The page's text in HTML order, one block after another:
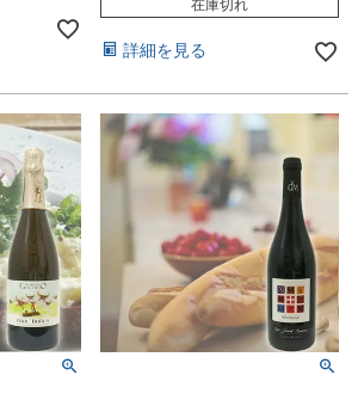
在庫切れ
詳細を見る